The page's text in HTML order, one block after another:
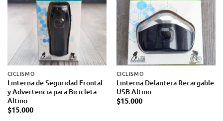
CICLISMO
Linterna de Seguridad Frontal
y Advertencia para Bicicleta
Altino
$15.000
CICLISMO
Linterna Delantera Recargable
USB Altino
$15.000